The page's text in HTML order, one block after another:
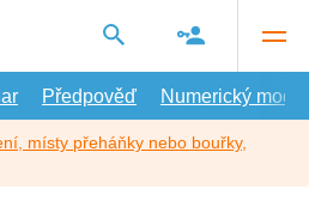
Předpověď Numerický model
místy přeháňky nebo bouřky,